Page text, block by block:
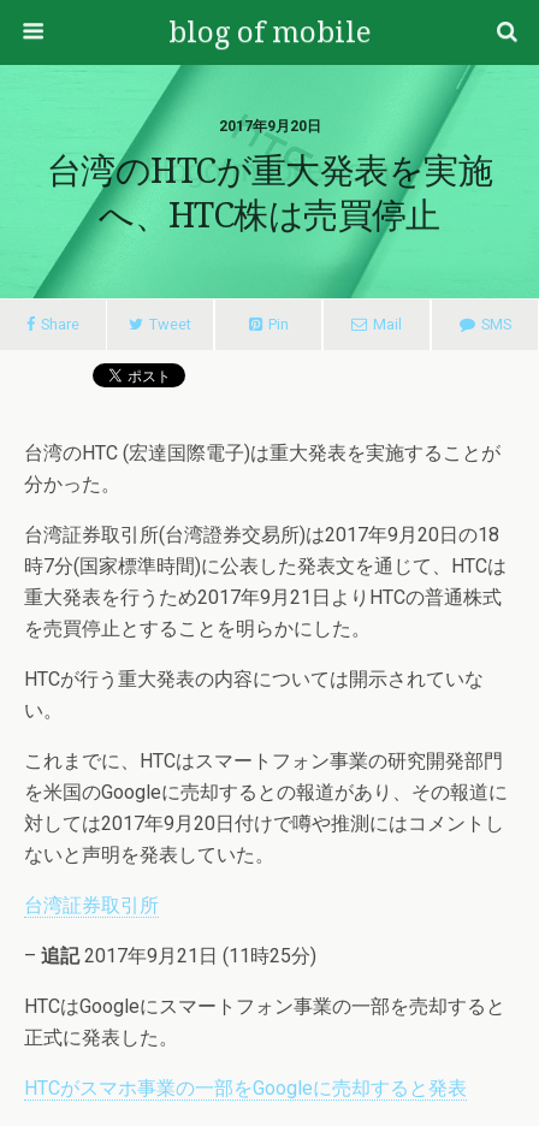
blog of mobile
2017年9月20日
台湾のHTCが重大発表を実施
へ、HTC株は売買停止
Share Tweet Pin Mail SMS
台湾のHTC (宏達国際電子)は重大発表を実施することが
分かった。
台湾証券取引所(台湾證券交易所)は2017年9月20日の18
時7分(国家標準時間)に公表した発表文を通じて、HTCは
重大発表を行うため2017年9月21日よりHTCの普通株式
を売買停止とすることを明らかにした。
HTCが行う重大発表の内容については開示されていな
い。
これまでに、HTCはスマートフォン事業の研究開発部門
を米国のGoogleに売却するとの報道があり、その報道に
対しては2017年9月20日付けで噂や推測にはコメントし
ないと声明を発表していた。
台湾証券取引所
– 追記2017年9月21日 (11時25分)
HTCはGoogleにスマートフォン事業の一部を売却すると
正式に発表した。
HTCがスマホ事業の一部をGoogleに売却すると発表